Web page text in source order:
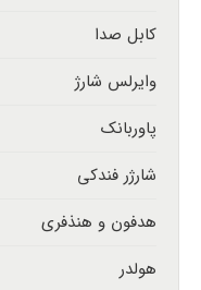
کابل صدا
وایرلس شارژ
پاوربانک
شارژر فندکی
هدفون و هنذفری
هولدر